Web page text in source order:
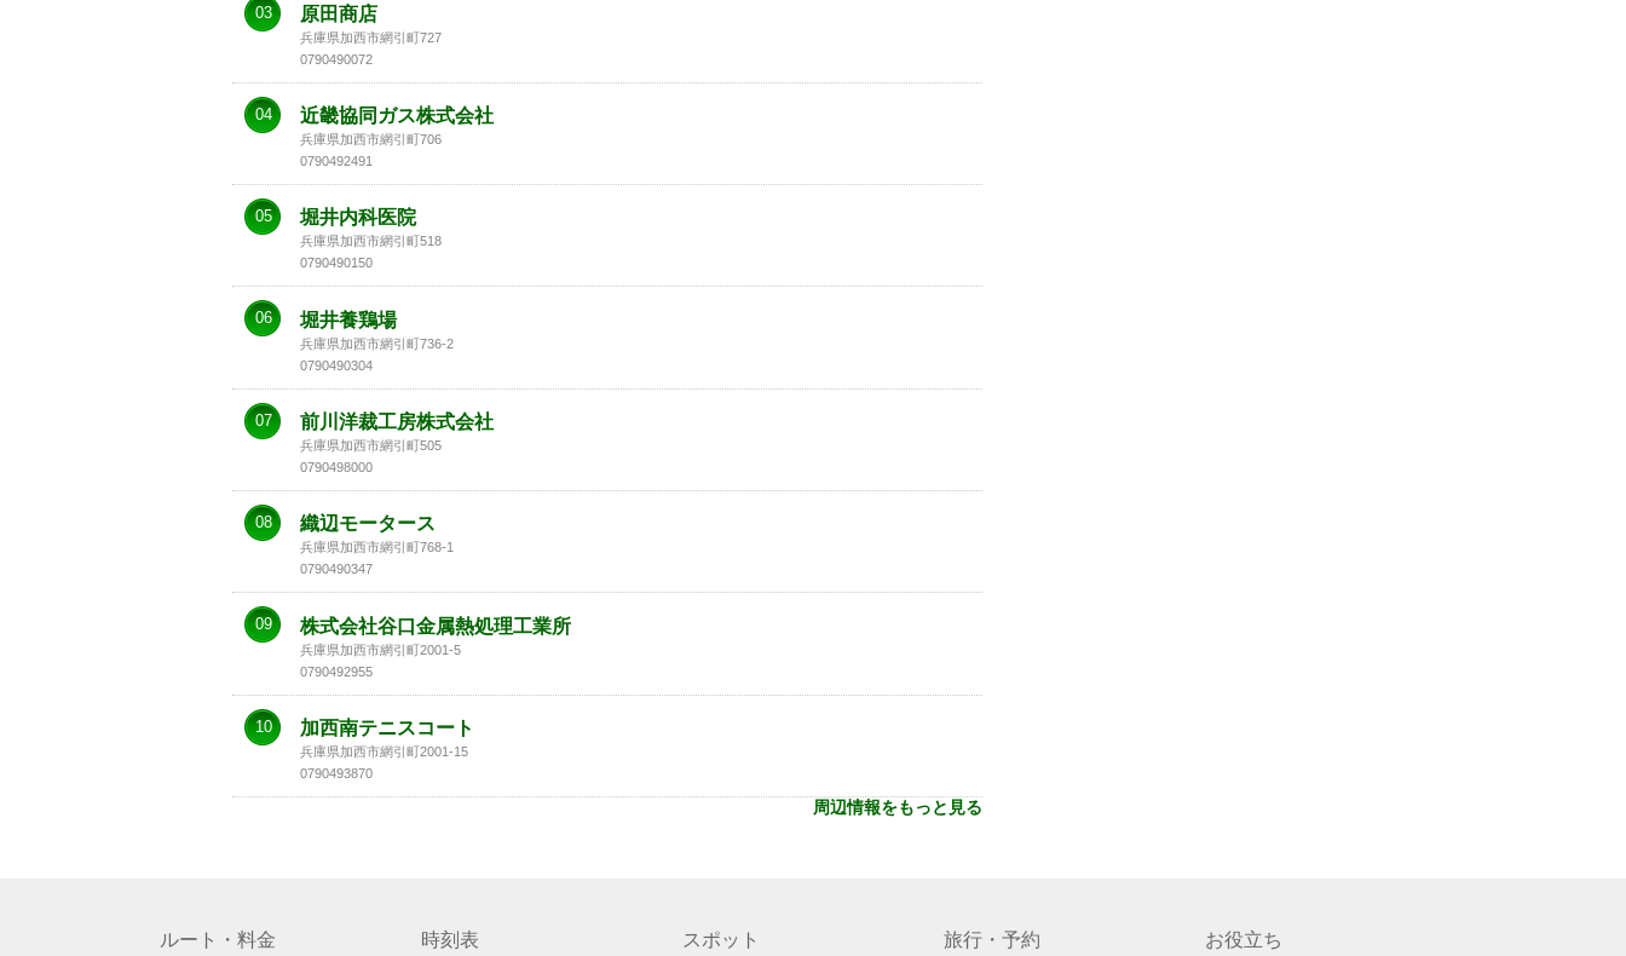
03 原田商店
兵庫県加西市網引町727
0790490072
04 近畿協同ガス株式会社
兵庫県加西市網引町706
0790492491
05 堀井内科医院
兵庫県加西市網引町518
0790490150
06 堀井養鶏場
兵庫県加西市網引町736-2
0790490304
07 前川洋裁工房株式会社
兵庫県加西市網引町505
0790498000
08 織辺モータース
兵庫県加西市網引町768-1
0790490347
09 株式会社谷口金属熱処理工業所
兵庫県加西市網引町2001-5
0790492955
10 加西南テニスコート
兵庫県加西市網引町2001-15
0790493870
周辺情報をもっと見る
ルート・料金 時刻表 スポット 旅行・予約 お役立ち